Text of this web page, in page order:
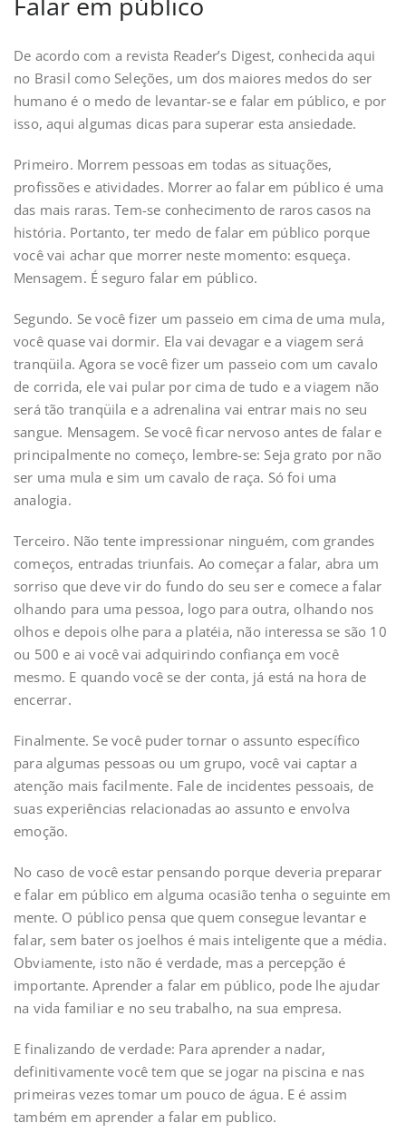
De acordo com a revista Reader’s Digest, conhecida aqui
no Brasil como Seleções, um dos maiores medos do ser
humano é o medo de levantar-se e falar em público, e por
isso, aqui algumas dicas para superar esta ansiedade.
Primeiro. Morrem pessoas em todas as situações,
profissões e atividades. Morrer ao falar em público é uma
das mais raras. Tem-se conhecimento de raros casos na
história. Portanto, ter medo de falar em público porque
você vai achar que morrer neste momento: esqueça.
Mensagem. É seguro falar em público.
Segundo. Se você fizer um passeio em cima de uma mula,
você quase vai dormir. Ela vai devagar e a viagem será
tranqüila. Agora se você fizer um passeio com um cavalo
de corrida, ele vai pular por cima de tudo e a viagem não
será tão tranqüila e a adrenalina vai entrar mais no seu
sangue. Mensagem. Se você ficar nervoso antes de falar e
principalmente no começo, lembre-se: Seja grato por não
ser uma mula e sim um cavalo de raça. Só foi uma
analogia.
Terceiro. Não tente impressionar ninguém, com grandes
começos, entradas triunfais. Ao começar a falar, abra um
sorriso que deve vir do fundo do seu ser e comece a falar
olhando para uma pessoa, logo para outra, olhando nos
olhos e depois olhe para a platéia, não interessa se são 10
ou 500 e ai você vai adquirindo confiança em você
mesmo. E quando você se der conta, já está na hora de
encerrar.
Finalmente. Se você puder tornar o assunto específico
para algumas pessoas ou um grupo, você vai captar a
atenção mais facilmente. Fale de incidentes pessoais, de
suas experiências relacionadas ao assunto e envolva
emoção.
No caso de você estar pensando porque deveria preparar
e falar em público em alguma ocasião tenha o seguinte em
mente. O público pensa que quem consegue levantar e
falar, sem bater os joelhos é mais inteligente que a média.
Obviamente, isto não é verdade, mas a percepção é
importante. Aprender a falar em público, pode lhe ajudar
na vida familiar e no seu trabalho, na sua empresa.
E finalizando de verdade: Para aprender a nadar,
definitivamente você tem que se jogar na piscina e nas
primeiras vezes tomar um pouco de água. E é assim
também em aprender a falar em publico.